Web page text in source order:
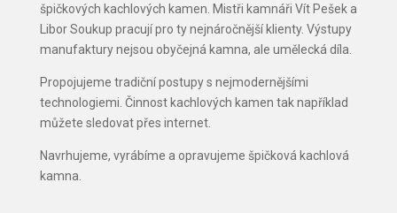
špičkových kachlových kamen. Mistři kamnáři Vít Pešek a
Libor Soukup pracují pro ty nejnáročnější klienty. Výstupy
manufaktury nejsou obyčejná kamna, ale umělecká díla.
Propojujeme tradiční postupy s nejmodernějšími
technologiemi. Činnost kachlových kamen tak například
můžete sledovat přes internet.
Navrhujeme, vyrábíme a opravujeme špičková kachlová
kamna.